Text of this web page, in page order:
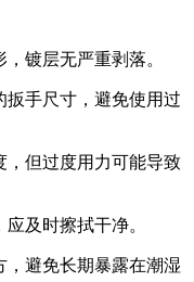
镀层无严重剥落。
扳手尺寸，避免使用过
，但过度用力可能导致
及时擦拭干净。
，避免长期暴露在潮湿